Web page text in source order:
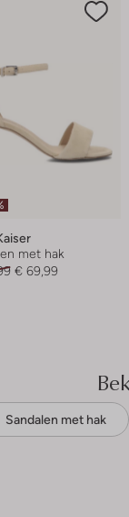
met hak
€ 69,99
Sandalen met hak